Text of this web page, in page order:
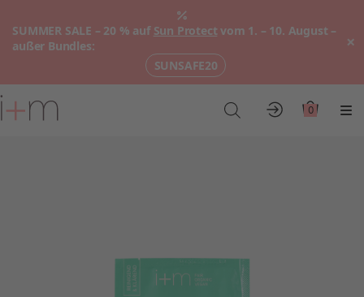
SUMMER SALE – 20 % auf Sun Protect vom 1. – 10. August –
außer Bundles:
SUNSAFE20
×
Zum
Hauptinhalt
Konto 0